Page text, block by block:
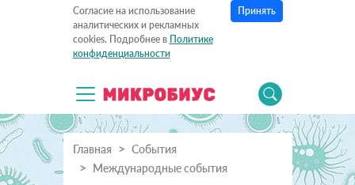
Согласие на использование
аналитических и рекламных
cookies. Подробнее в Политике
конфиденциальности
Принять
Главная
События
Международные события